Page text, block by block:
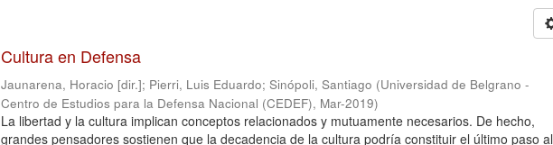
Cultura en Defensa
Jaunarena, Horacio [dir.]; Pierri, Luis Eduardo;Sinópoli, Santiago (Universidad de Belgrano -
Centro de Estudios para la Defensa Nacional (CEDEF), Mar-2019)
La libertad y la cultura implican conceptos relacionados y mutuamente necesarios. De hecho,
grandes pensadores sostienen que la decadencia de la cultura podría constituir el último paso al